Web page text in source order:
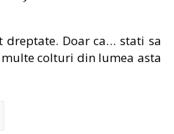
dreptate. Doar ca… stati sa
multe colturi din lumea asta